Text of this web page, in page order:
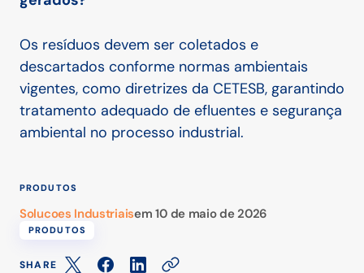
Os resíduos devem ser coletados e
descartados conforme normas ambientais
vigentes, como diretrizes da CETESB, garantindo
tratamento adequado de efluentes e segurança
ambiental no processo industrial.
PRODUTOS
Solucoes Industriaisem 10 de maio de 2026
PRODUTOS
SHARE